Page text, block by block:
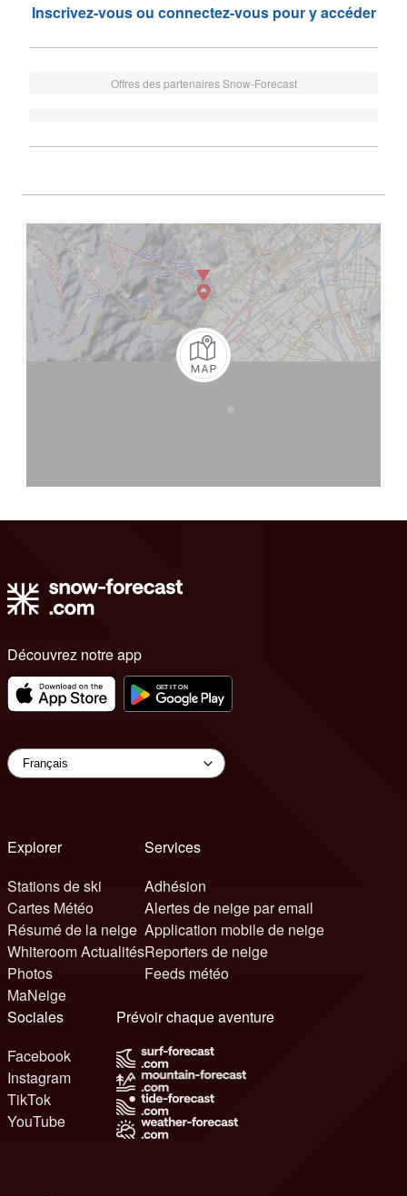
Inscrivez-vous ou connectez-vous pour y accéder
Offres des partenaires Snow-Forecast
Découvrez notre app
Explorer
Stations de ski
Cartes Météo
Résumé de la neige
Whiteroom Actualités
Photos
MaNeige
Services
Adhésion
Alertes de neige par email
Application mobile de neige
Reporters de neige
Feeds météo
Sociales
Facebook
Instagram
TikTok
YouTube
Prévoir chaque aventure